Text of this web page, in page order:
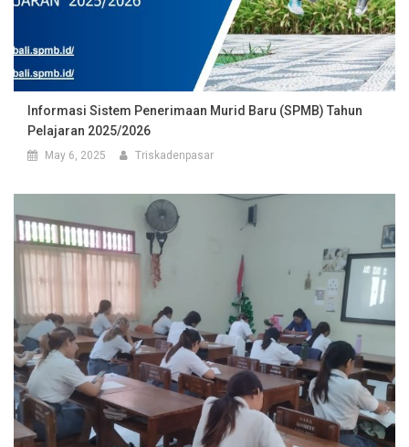
Informasi Sistem Penerimaan Murid Baru (SPMB) Tahun
Pelajaran 2025/2026
May 6, 2025 Triskadenpasar